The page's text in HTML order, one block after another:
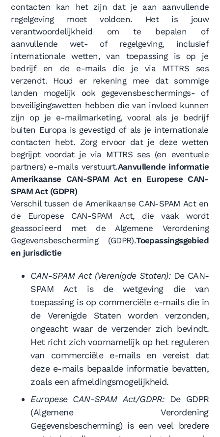
contacten kan het zijn dat je aan aanvullende
regelgeving moet voldoen. Het is jouw
verantwoordelijkheid om te bepalen of
aanvullende wet- of regelgeving, inclusief
internationale wetten, van toepassing is op je
bedrijf en de e-mails die je via MTTRS ses
verzendt. Houd er rekening mee dat sommige
landen mogelijk ook gegevensbeschermings- of
beveiligingswetten hebben die van invloed kunnen
zijn op je e-mailmarketing, vooral als je bedrijf
buiten Europa is gevestigd of als je internationale
contacten hebt. Zorg ervoor dat je deze wetten
begrijpt voordat je via MTTRS ses (en eventuele
partners) e-mails verstuurt.Aanvullende informatie
Amerikaanse CAN-SPAM Act en Europese CAN-
SPAM Act (GDPR)
Verschil tussen de Amerikaanse CAN-SPAM Act en
de Europese CAN-SPAM Act, die vaak wordt
geassocieerd met de Algemene Verordening
Gegevensbescherming (GDPR).Toepassingsgebied
en jurisdictie
CAN-SPAM Act (Verenigde Staten):De CAN-
SPAM Act is de wetgeving die van
toepassing is op commerciële e-mails die in
de Verenigde Staten worden verzonden,
ongeacht waar de verzender zich bevindt.
Het richt zich voornamelijk op het reguleren
van commerciële e-mails en vereist dat
deze e-mails bepaalde informatie bevatten,
zoals een afmeldingsmogelijkheid.
Europese CAN-SPAM Act/GDPR:De GDPR
(Algemene Verordening
Gegevensbescherming) is een veel bredere